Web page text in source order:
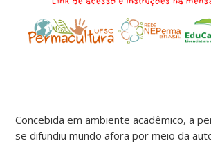
Concebida em ambiente acadêmico, a
se difundiu mundo afora por meio da